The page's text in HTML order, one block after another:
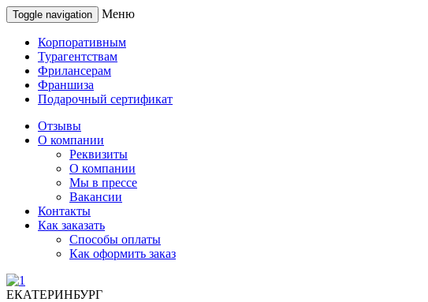
Toggle navigation Меню
Корпоративным
Турагентствам
Фрилансерам
Франшиза
Подарочный сертификат
Отзывы
О компании
Реквизиты
О компании
Мы в прессе
Вакансии
Контакты
Как заказать
Способы оплаты
Как оформить заказ
ЕКАТЕРИНБУРГ